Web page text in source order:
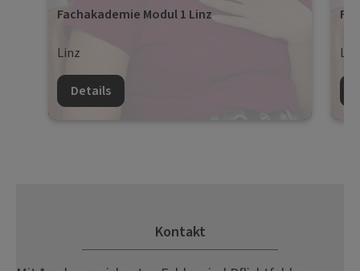
Fachakademie Modul 1 Linz
Linz
Details
Kontakt